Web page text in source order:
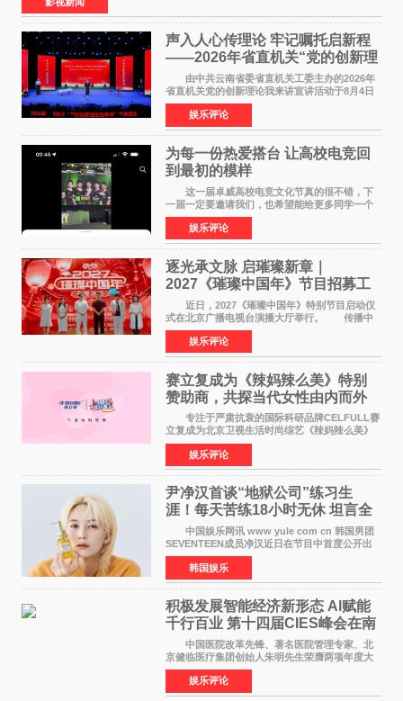
声入人心传理论 牢记嘱托启新程
——2026年省直机关“党的创新理
论我来讲”宣讲活动圆满落幕
由中共云南省委省直机关工委主办的2026年
省直机关党的创新理论我来讲宣讲活动于8月4日
至5日在昆明举办。活动以 "牢记嘱托 感恩奋进
开创云南发展新局面 "为主题，坚持以新时代中国
特色社会主义
娱乐评论
为每一份热爱搭台 让高校电竞回
到最初的模样
这一届卓威高校电竞文化节真的很不错，下
一届一定要邀请我们，也希望能给更多同学一个
来到现场的机会。 2026卓威高校电竞文化节
已经落下帷幕，在活动结束后，仍有不少高校电
竞社负责人和现
娱乐评论
逐光承文脉 启璀璨新章｜
2027《璀璨中国年》节目招募工
作圆满启动
近日，2027《璀璨中国年》特别节目启动仪
式在北京广播电视台演播大厅举行。 传播中
华优秀传统文化，弘扬纯正国风艺术，打造高规
格、高质感、正能量的文艺盛典，是璀璨中国年
矢志不渝的初心
娱乐评论
赛立复成为《辣妈辣么美》特别
赞助商，共探当代女性由内而外
活力美
专注于严肃抗衰的国际科研品牌CELFULL赛
立复成为北京卫视生活时尚综艺《辣妈辣么美》
的特别赞助商,明星辣妈袁咏仪倾情参与，向广大
都市女性传递健康生活新主张，寄语当代女性在
家庭与自我之间
娱乐评论
尹净汉首谈“地狱公司”练习生
涯！每天苦练18小时无休 坦言全
靠成员撑过来
中国娱乐网讯 www yule com cn 韩国男团
SEVENTEEN成员净汉近日在节目中首度公开出
道前的残酷练习生经历，并提及经纪公司Pledis
娱乐，引发广泛关注。 在8月2日播出的日本
TBS综艺节目《周
韩国娱乐
积极发展智能经济新形态 Al赋能
千行百业 第十四届CIES峰会在南
京盛大召开
中国医院改革先锋、著名医院管理专家、北
京健临医疗集团创始人朱明先生荣膺两项年度大
奖 2026年7月31日，盛夏金陵，长江之畔，
以重落地·真务实·强链接为主题的2026&lsquo;人
工智能+&rsquo
娱乐评论